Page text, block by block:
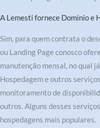
A Lemesti fornece Domínio e
Sim, para quem contrata o
ou Landing Page conosco
manutenção mensal, no qual
Hospedagem e outros
monitoramento de
outros. Alguns desses
hospedagens mais populares.